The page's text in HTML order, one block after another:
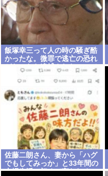
飯塚幸三って人の時の騒ぎ酷
かったな。微罪で逃亡の恐れ
がないなら逮捕されないって
佐藤二朗さん、妻から「ハグ
でもしてみっか」と33年間の
夫婦生活で初めて言われる